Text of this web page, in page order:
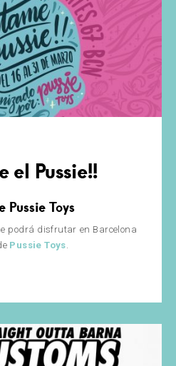
el Pussie!!
Pussie Toys
podrá disfrutar en Barcelona
Pussie Toys